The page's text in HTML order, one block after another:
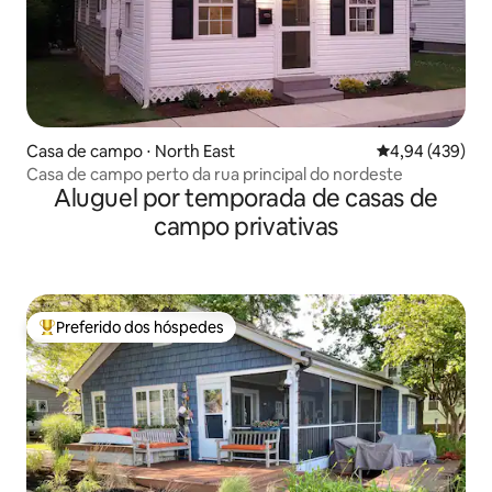
Casa de campo ⋅ North East 4,94 de uma
4,94 (439)
Casa de campo perto da rua principal do nordeste
Aluguel por temporada de casas de
campo privativas
Entre os melhores preferidos dos hóspedes
Preferido dos hóspedes